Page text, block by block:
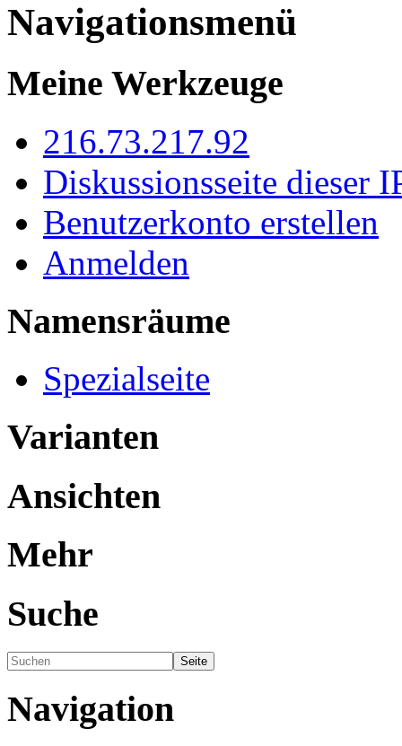
Navigationsmenü
Meine Werkzeuge
216.73.217.92
Diskussionsseite dieser
Benutzerkonto erstellen
Anmelden
Namensräume
Spezialseite
Varianten
Ansichten
Mehr
Suche
Navigation